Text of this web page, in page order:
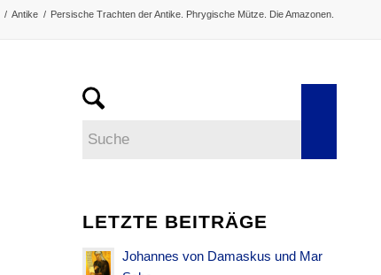
/ Antike / Persische Trachten der Antike. Phrygische Mütze. Die Amazonen.
LETZTE BEITRÄGE
Johannes von Damaskus und Mar